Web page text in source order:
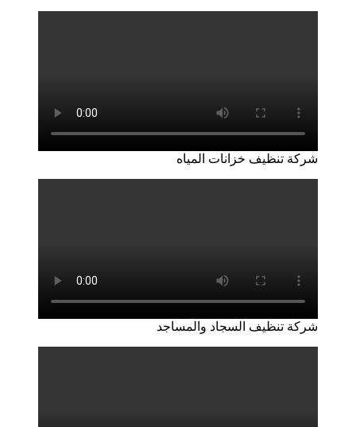
شركة تنظيف خزانات المياه
شركة تنظيف السجاد والمساجد